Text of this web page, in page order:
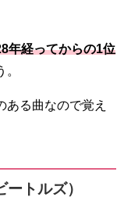
年経ってからの1位
ある曲なので覚え
トルズ）